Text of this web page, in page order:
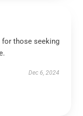
those seeking
Dec 6, 2024